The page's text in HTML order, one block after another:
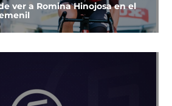
ver a Romina Hinojosa en el